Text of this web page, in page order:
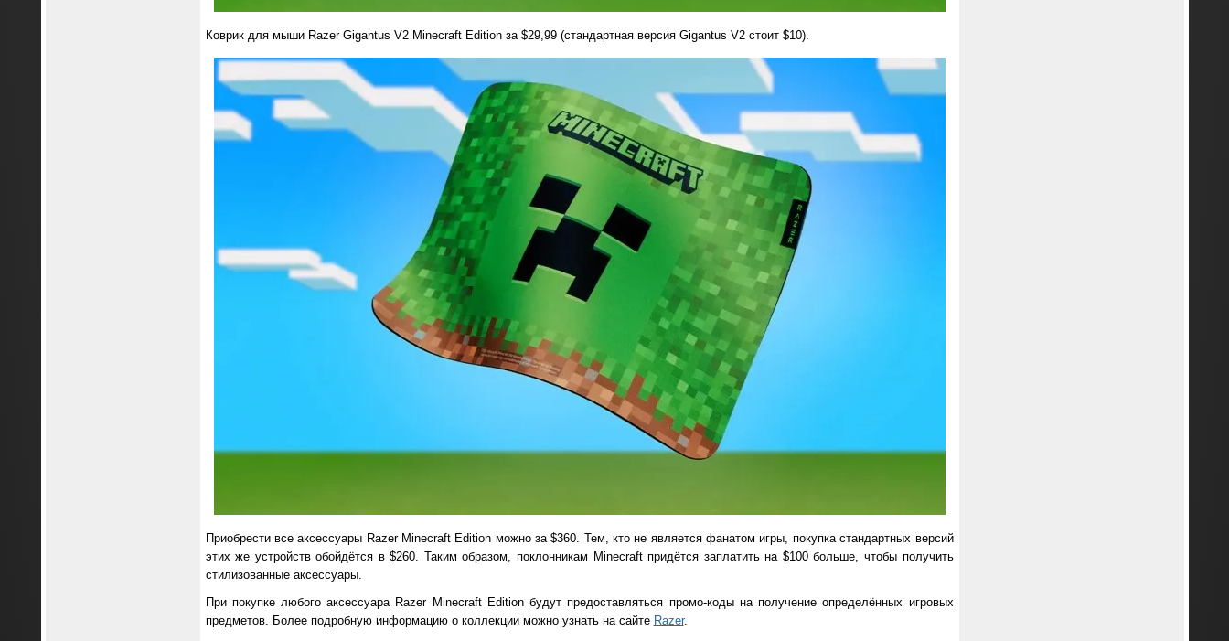
Коврик для мыши Razer Gigantus V2 Minecraft Edition за $29,99 (стандартная версия Gigantus V2 стоит $10).
Приобрести все аксессуары Razer Minecraft Edition можно за $360. Тем, кто не является фанатом игры, покупка стандартных версий
этих же устройств обойдётся в $260. Таким образом, поклонникам Minecraft придётся заплатить на $100 больше, чтобы получить
стилизованные аксессуары.
При покупке любого аксессуара Razer Minecraft Edition будут предоставляться промо-коды на получение определённых игровых
предметов. Более подробную информацию о коллекции можно узнать на сайте Razer.